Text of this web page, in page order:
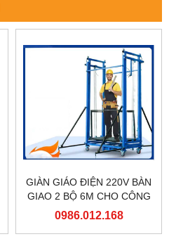
GIÀN GIÁO ĐIỆN 220V BÀN
GIAO 2 BỘ 6M CHO CÔNG
TY TNHH MỘT THÀNH VIÊN
0986.012.168